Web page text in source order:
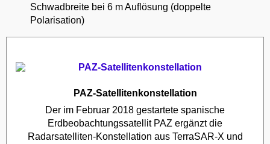
Schwadbreite bei 6 m Auflösung (doppelte
Polarisation)
PAZ-Satellitenkonstellation
Der im Februar 2018 gestartete spanische
Erdbeobachtungssatellit PAZ ergänzt die
Radarsatelliten-Konstellation aus TerraSAR-X und